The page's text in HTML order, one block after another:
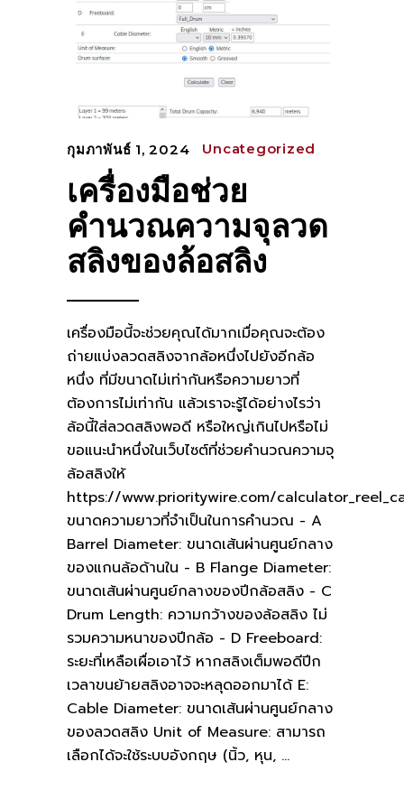
กุมภาพันธ์ 1, 2024 Uncategorized
เครื่องมือช่วย
คำนวณความจุลวด
สลิงของล้อสลิง
เครื่องมือนี้จะช่วยคุณได้มากเมื่อคุณจะต้อง
ถ่ายแบ่งลวดสลิงจากล้อหนึ่งไปยังอีกล้อ
หนึ่ง ที่มีขนาดไม่เท่ากันหรือความยาวที่
ต้องการไม่เท่ากัน แล้วเราจะรู้ได้อย่างไรว่า
ล้อนี้ใส่ลวดสลิงพอดี หรือใหญ่เกินไปหรือไม่
ขอแนะนำหนึ่งในเว็บไซต์ที่ช่วยคำนวณความจุ
ล้อสลิงให้
https://www.prioritywire.com/
ขนาดความยาวที่จำเป็นในการคำนวณ - A
Barrel Diameter: ขนาดเส้นผ่านศูนย์กลาง
ของแกนล้อด้านใน - B Flange Diameter:
ขนาดเส้นผ่านศูนย์กลางของปีกล้อสลิง - C
Drum Length: ความกว้างของล้อสลิง ไม่
รวมความหนาของปีกล้อ - D Freeboard:
ระยะที่เหลือเผื่อเอาไว้ หากสลิงเต็มพอดีปีก
เวลาขนย้ายสลิงอาจจะหลุดออกมาได้ E:
Cable Diameter: ขนาดเส้นผ่านศูนย์กลาง
ของลวดสลิง Unit of Measure: สามารถ
เลือกได้จะใช้ระบบอังกฤษ (นิ้ว, หุน,